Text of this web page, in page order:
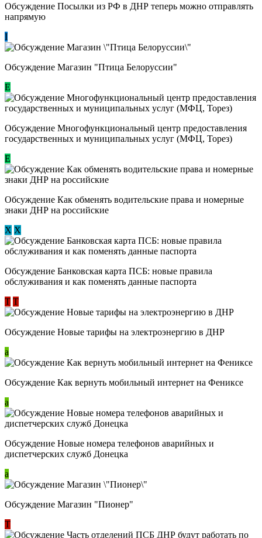
Обсуждение Посылки из РФ в ДНР теперь можно отправлять
напрямую
I
Обсуждение Магазин "Птица Белоруссии"
Е
Обсуждение Многофункциональный центр предоставления
государственных и муниципальных услуг (МФЦ, Торез)
E
Обсуждение ​Как обменять водительские права и номерные
знаки ДНР на российские
Х Х
Обсуждение ​Банковская карта ПСБ: новые правила
обслуживания и как поменять данные паспорта
Т Т
Обсуждение Новые тарифы на электроэнергию в ДНР
a
Обсуждение Как вернуть мобильный интернет на Фениксе
a
Обсуждение Новые номера телефонов аварийных и
диспетчерских служб Донецка
a
Обсуждение Магазин "Пионер"
Т